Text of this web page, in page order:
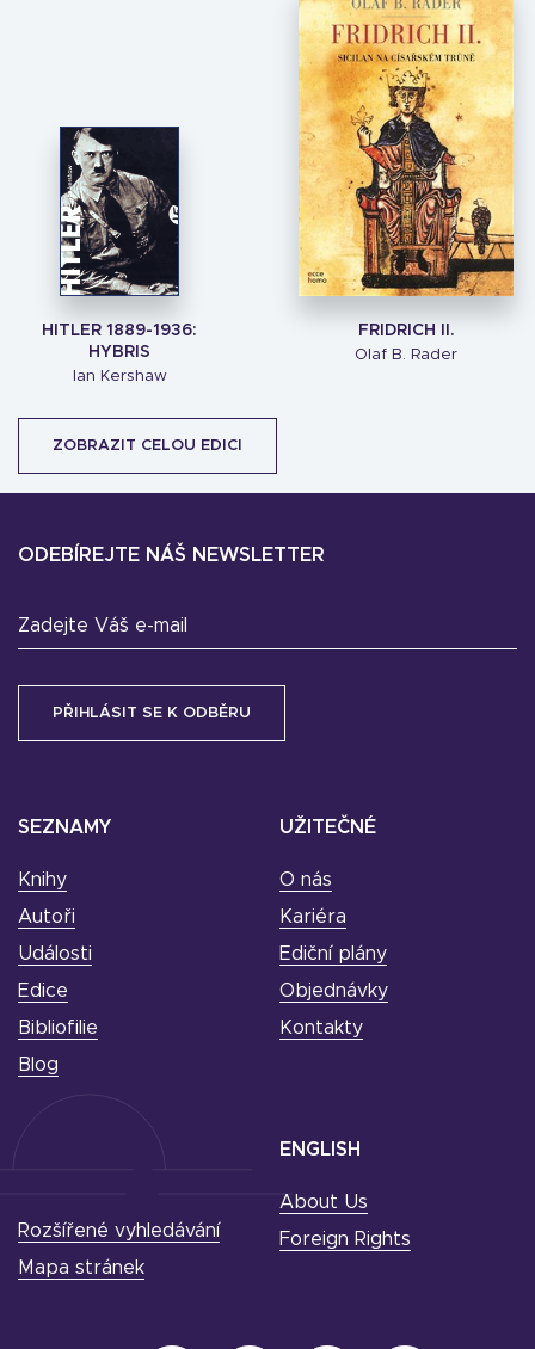
HITLER 1889-1936:
HYBRIS
Ian Kershaw
FRIDRICH II.
Olaf B. Rader
ZOBRAZIT CELOU EDICI
SEZNAMY
Knihy
Autoři
Události
Edice
Bibliofilie
Blog
UŽITEČNÉ
O nás
Kariéra
Ediční plány
Objednávky
Kontakty
ODEBÍREJTE NÁŠ NEWSLETTER
Zadejte Váš e-mail
ENGLISH
About Us
Foreign Rights
Rozšířené vyhledávání
Mapa stránek